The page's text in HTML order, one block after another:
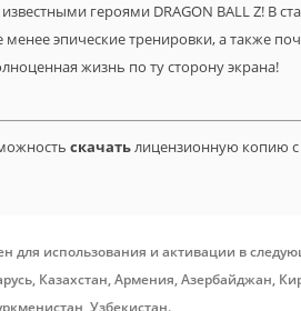
героями DRAGON BALL Z! В
менее эпические тренировки, а также
жизнь по ту сторону экрана!
скачатьлицензионную копию
для использования и активации в
Казахстан, Армения, Азербайджан,
Узбекистан.